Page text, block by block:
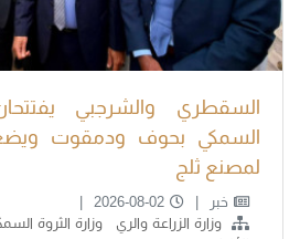
السقطري والشرجبي
السمكي بحوف ودمقوت
لمصنع ثلج
خبر
2026-08-02
وزارة الزراعة والري
وزارة الثروة